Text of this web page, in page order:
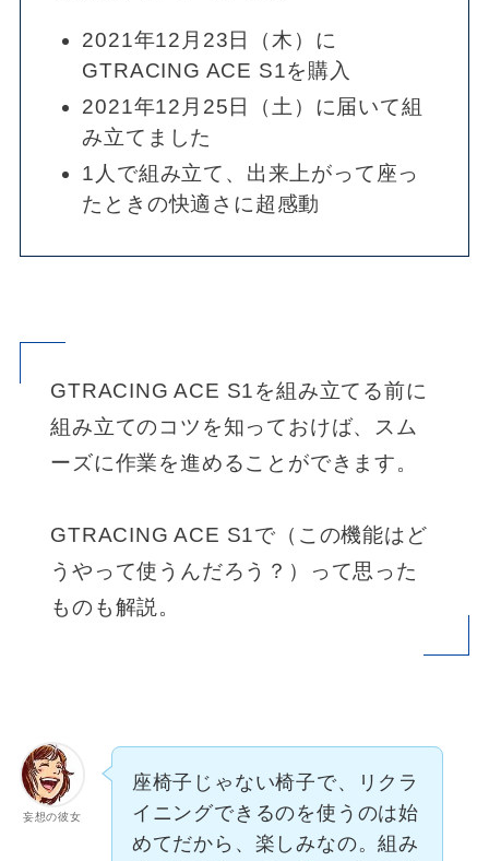
2021年12月23日（木）に
GTRACING ACE S1を購入
2021年12月25日（土）に届いて組
み立てました
1人で組み立て、出来上がって座っ
たときの快適さに超感動
GTRACING ACE S1を組み立てる前に
組み立てのコツを知っておけば、スム
ーズに作業を進めることができます。
GTRACING ACE S1で（この機能はど
うやって使うんだろう？）って思った
ものも解説。
妄想の彼女
座椅子じゃない椅子で、リクラ
イニングできるのを使うのは始
めてだから、楽しみなの。組み